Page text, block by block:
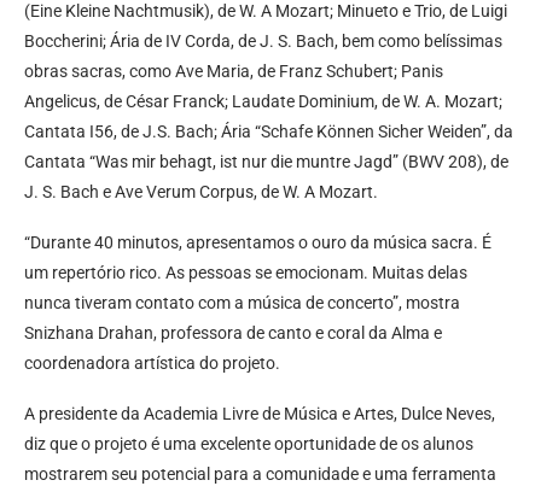
(Eine Kleine Nachtmusik), de W. A Mozart; Minueto e Trio, de Luigi
Boccherini; Ária de IV Corda, de J. S. Bach, bem como belíssimas
obras sacras, como Ave Maria, de Franz Schubert; Panis
Angelicus, de César Franck; Laudate Dominium, de W. A. Mozart;
Cantata I56, de J.S. Bach; Ária “Schafe Können Sicher Weiden”, da
Cantata “Was mir behagt, ist nur die muntre Jagd” (BWV 208), de
J. S. Bach e Ave Verum Corpus, de W. A Mozart.
“Durante 40 minutos, apresentamos o ouro da música sacra. É
um repertório rico. As pessoas se emocionam. Muitas delas
nunca tiveram contato com a música de concerto”, mostra
Snizhana Drahan, professora de canto e coral da Alma e
coordenadora artística do projeto.
A presidente da Academia Livre de Música e Artes, Dulce Neves,
diz que o projeto é uma excelente oportunidade de os alunos
mostrarem seu potencial para a comunidade e uma ferramenta